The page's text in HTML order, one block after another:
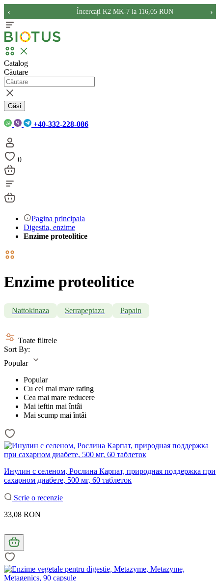
Încercați K2 MK-7 la 116,05 RON
‹ ›
Catalog
Căutare
Găsi
+40-332-228-086
0
Pagina principala
Digestia, enzime
Enzime proteolitice
Enzime proteolitice
Nattokinaza Serrapeptaza Papain
Toate filtrele
Sort By:
Popular
Popular
Cu cel mai mare rating
Cea mai mare reducere
Mai ieftin mai întâi
Mai scump mai întâi
Инулин с селеном, Рослина Карпат, природная поддержка при
сахарном диабете, 500 мг, 60 таблеток
Scrie o recenzie
33,08 RON